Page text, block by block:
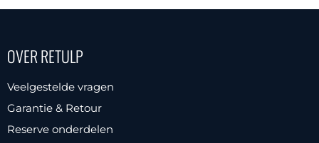
OVER RETULP
Veelgestelde vragen
Garantie & Retour
Reserve onderdelen